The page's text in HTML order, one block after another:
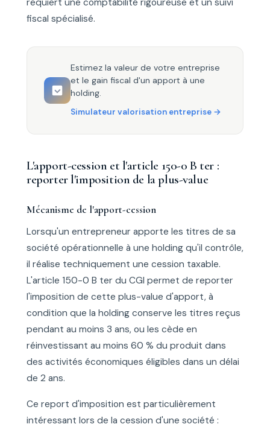
fiscal spécialisé.
Estimez la valeur de votre entreprise
et le gain fiscal d'un apport à une
holding.
Simulateur valorisation entreprise
L'apport-cession et l'article 150-0 B ter :
reporter l'imposition de la plus-value
Mécanisme de l'apport-cession
Lorsqu'un entrepreneur apporte les titres de sa
société opérationnelle à une holding qu'il contrôle,
il réalise techniquement une cession taxable.
L'article 150-0 B ter du CGI permet de reporter
l'imposition de cette plus-value d'apport, à
condition que la holding conserve les titres reçus
pendant au moins 3 ans, ou les cède en
réinvestissant au moins 60 % du produit dans
des activités économiques éligibles dans un délai
de 2 ans.
Ce report d'imposition est particulièrement
intéressant lors de la cession d'une société :